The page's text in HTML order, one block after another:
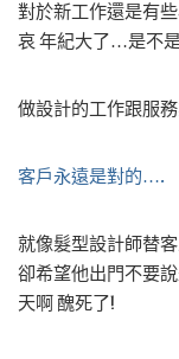
對於新工作還是有
哀 年紀大了…是不
做設計的工作跟服
客戶永遠是對的….
就像髮型設計師替
卻希望他出門不要
天啊 醜死了!